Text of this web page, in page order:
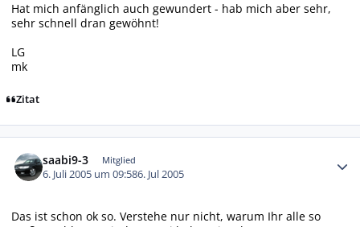
Hat mich anfänglich auch gewundert - hab mich aber sehr,
sehr schnell dran gewöhnt!
LG
mk
Zitat
saabi9-3 Mitglied
6. Juli 2005 um 09:586. Jul 2005
Das ist schon ok so. Verstehe nur nicht, warum Ihr alle so